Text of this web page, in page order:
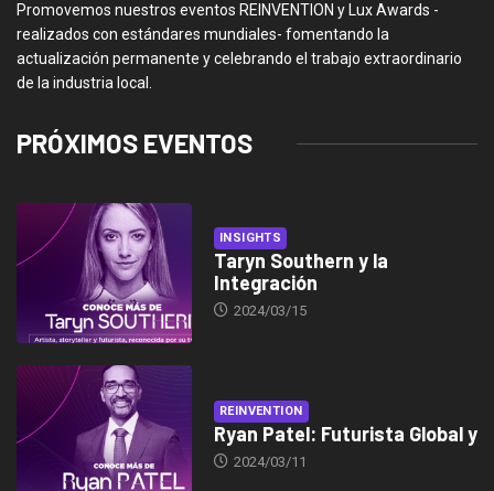
Promovemos nuestros eventos REINVENTION y Lux Awards -
realizados con estándares mundiales- fomentando la
actualización permanente y celebrando el trabajo extraordinario
de la industria local.
PRÓXIMOS EVENTOS
INSIGHTS
Taryn Southern y la
Integración
2024/03/15
REINVENTION
Ryan Patel: Futurista Global y
2024/03/11